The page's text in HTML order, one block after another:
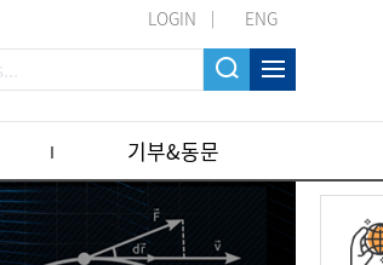
LOGIN ENG
기부&동문